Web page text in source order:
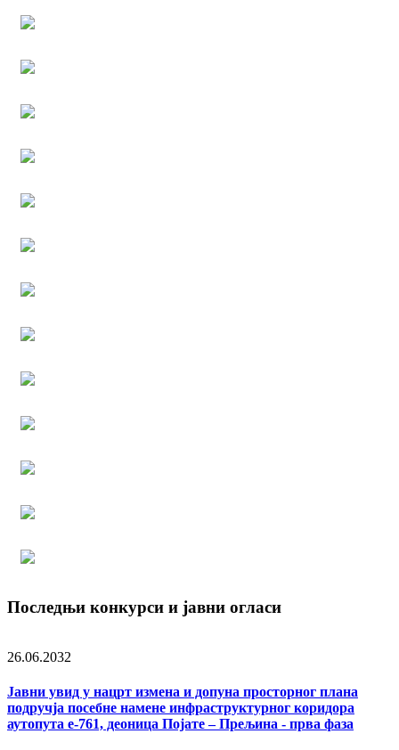
Последњи конкурси и јавни огласи
26.06.2032
Јавни увид у нацрт измена и допуна просторног плана
подручја посебне намене инфраструктурног коридора
аутопута е-761, деоница Појате – Прељина - прва фаза